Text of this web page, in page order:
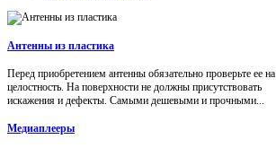
Антенны из пластика
Перед приобретением антенны обязательно проверьте ее на
целостность. На поверхности не должны присутствовать
искажения и дефекты. Самыми дешевыми и прочными...
Медиаплееры